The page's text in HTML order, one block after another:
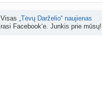
Visas „Tėvų Darželio“ naujienas
rasi Facebook‘e. Junkis prie mūsų!